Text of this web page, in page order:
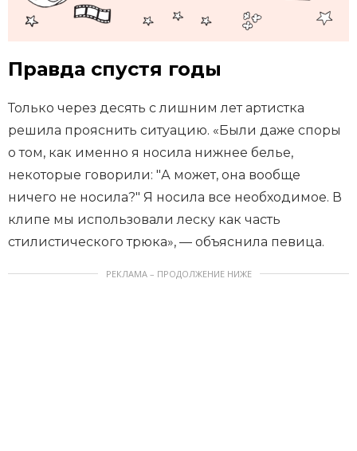
Правда спустя годы
Только через десять с лишним лет артистка
решила прояснить ситуацию. «Были даже споры
о том, как именно я носила нижнее белье,
некоторые говорили: "А может, она вообще
ничего не носила?" Я носила все необходимое. В
клипе мы использовали леску как часть
стилистического трюка», — объяснила певица.
РЕКЛАМА – ПРОДОЛЖЕНИЕ НИЖЕ